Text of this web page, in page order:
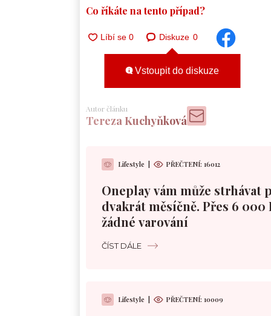
Co říkáte na tento případ?
Diskuze 0
Vstoupit do diskuze
Autor článku
Tereza Kuchyňková
Lifestyle PŘEČTENÍ: 16012
Oneplay vám může strhávat
dvakrát měsíčně. Přes 6 000
žádné varování
ČÍST DÁLE
Lifestyle PŘEČTENÍ: 10009